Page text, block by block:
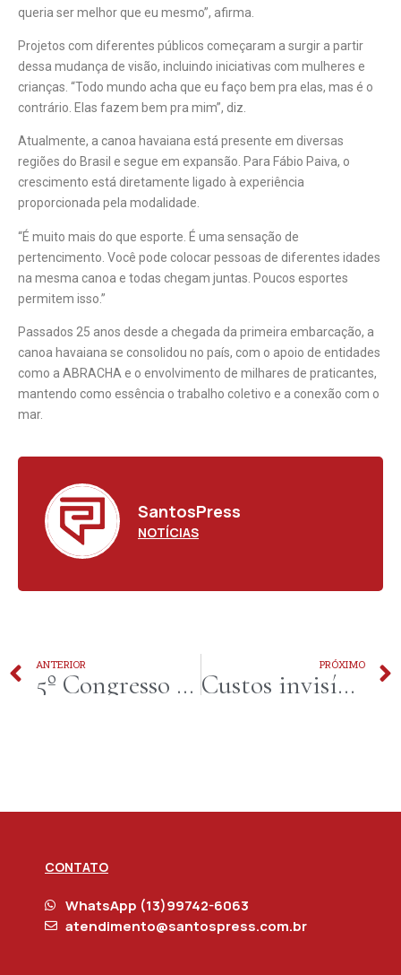
queria ser melhor que eu mesmo”, afirma.
Projetos com diferentes públicos começaram a surgir a partir
dessa mudança de visão, incluindo iniciativas com mulheres e
crianças. “Todo mundo acha que eu faço bem pra elas, mas é o
contrário. Elas fazem bem pra mim”, diz.
Atualmente, a canoa havaiana está presente em diversas
regiões do Brasil e segue em expansão. Para Fábio Paiva, o
crescimento está diretamente ligado à experiência
proporcionada pela modalidade.
“É muito mais do que esporte. É uma sensação de
pertencimento. Você pode colocar pessoas de diferentes idades
na mesma canoa e todas chegam juntas. Poucos esportes
permitem isso.”
Passados 25 anos desde a chegada da primeira embarcação, a
canoa havaiana se consolidou no país, com o apoio de entidades
como a ABRACHA e o envolvimento de milhares de praticantes,
mantendo como essência o trabalho coletivo e a conexão com o
mar.
SantosPress
NOTÍCIAS
ANTERIOR
5º Congresso de Pediatria da Baixada Santista reúne especialistas para debater avanços e desafios da pediatria atual
PRÓXIMO
Custos invisíveis podem consumir até 15% da produção industrial e passam despercebidos no dia a dia
CONTATO
WhatsApp (13)99742-6063
atendimento@santospress.com.br